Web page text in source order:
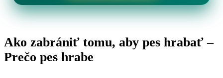
Ako zabrániť tomu, aby pes hrabať –
Prečo pes hrabe